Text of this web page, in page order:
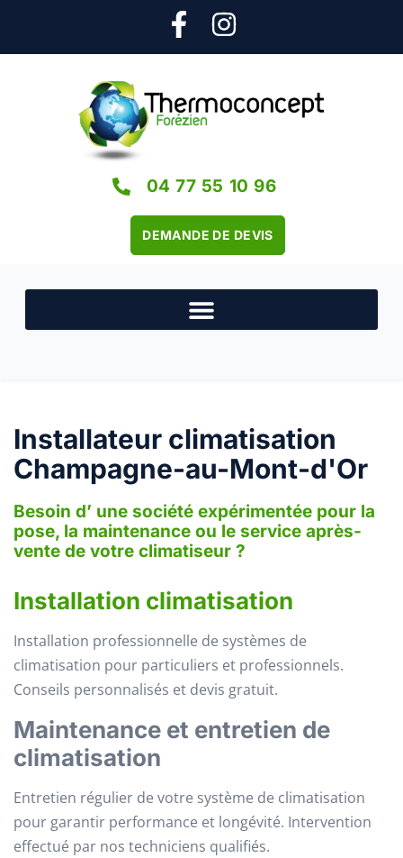
04 77 55 10 96
DEMANDE DE DEVIS
Installateur climatisation
Champagne-au-Mont-d'Or
Besoin d’ une société expérimentée pour la
pose, la maintenance ou le service après-
vente de votre climatiseur ?
Installation climatisation
Installation professionnelle de systèmes de
climatisation pour particuliers et professionnels.
Conseils personnalisés et devis gratuit.
Maintenance et entretien de
climatisation
Entretien régulier de votre système de climatisation
pour garantir performance et longévité. Intervention
effectué par nos techniciens qualifiés.